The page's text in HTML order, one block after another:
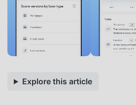
Explore this article